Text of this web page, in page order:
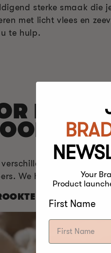
sterke smaak die
met licht vlees en
te hulp.
HET
bieropties
We hopen dat u uw
KIP OF
Your
Product
First Name